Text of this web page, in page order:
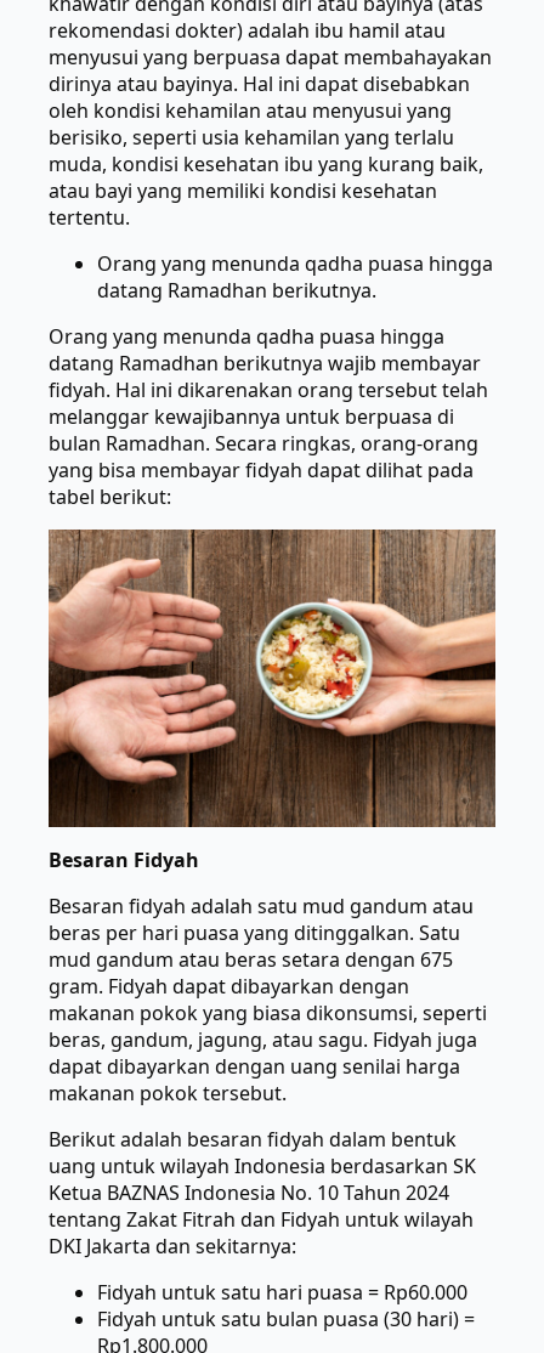
rekomendasi dokter) adalah ibu hamil atau
menyusui yang berpuasa dapat membahayakan
dirinya atau bayinya. Hal ini dapat disebabkan
oleh kondisi kehamilan atau menyusui yang
berisiko, seperti usia kehamilan yang terlalu
muda, kondisi kesehatan ibu yang kurang baik,
atau bayi yang memiliki kondisi kesehatan
tertentu.
Orang yang menunda qadha puasa hingga
datang Ramadhan berikutnya.
Orang yang menunda qadha puasa hingga
datang Ramadhan berikutnya wajib membayar
fidyah. Hal ini dikarenakan orang tersebut telah
melanggar kewajibannya untuk berpuasa di
bulan Ramadhan. Secara ringkas, orang-orang
yang bisa membayar fidyah dapat dilihat pada
tabel berikut:
Besaran Fidyah
Besaran fidyah adalah satu mud gandum atau
beras per hari puasa yang ditinggalkan. Satu
mud gandum atau beras setara dengan 675
gram. Fidyah dapat dibayarkan dengan
makanan pokok yang biasa dikonsumsi, seperti
beras, gandum, jagung, atau sagu. Fidyah juga
dapat dibayarkan dengan uang senilai harga
makanan pokok tersebut.
Berikut adalah besaran fidyah dalam bentuk
uang untuk wilayah Indonesia berdasarkan SK
Ketua BAZNAS Indonesia No. 10 Tahun 2024
tentang Zakat Fitrah dan Fidyah untuk wilayah
DKI Jakarta dan sekitarnya:
Fidyah untuk satu hari puasa = Rp60.000
Fidyah untuk satu bulan puasa (30 hari) =
Rp1.800.000